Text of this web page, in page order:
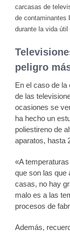
carcasas de
de contaminantes
durante la vida útil
peligro
En el caso de la
de las
ocasiones se
ha hecho un
poliestireno de
aparatos, hasta
«A
que son las que
casas, no hay
malo es a las
procesos de
Además,